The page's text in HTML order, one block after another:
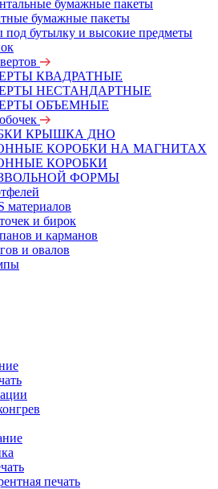
бумажные пакеты
бумажные пакеты
под бутылку и высокие предметы
КВАДРАТНЫЕ
НЕСТАНДАРТНЫЕ
ОБЪЕМНЫЕ
КРЫШКА ДНО
КОРОБКИ НА МАГНИТАХ
КОРОБКИ
ФОРМЫ
и бирок
и карманов
и овалов
печать